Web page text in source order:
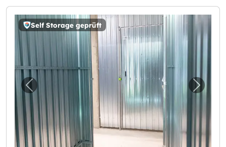
Self Storage geprüft
Vorheriges Bild für "Storebox Graz"